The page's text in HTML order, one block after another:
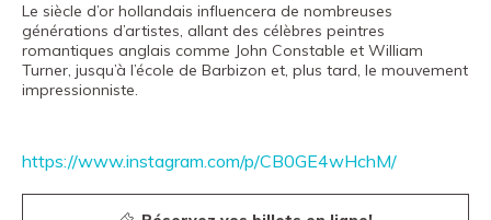
Le siècle d’or hollandais influencera de nombreuses
générations d’artistes, allant des célèbres peintres
romantiques anglais comme John Constable et William
Turner, jusqu’à l’école de Barbizon et, plus tard, le mouvement
impressionniste.
https://www.instagram.com/p/CB0GE4wHchM/